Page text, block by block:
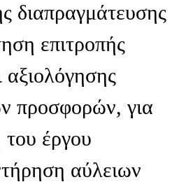
διαπραγμάτευσης
επιτροπής
αξιολόγησης
προσφορών, για
έργου
αύλειων